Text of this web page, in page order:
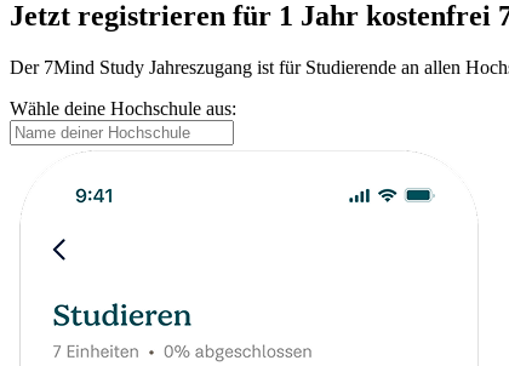
Jetzt registrieren für 1 Jahr kostenfrei
Der 7Mind Study Jahreszugang ist für Studierende an allen
Wähle deine Hochschule aus: